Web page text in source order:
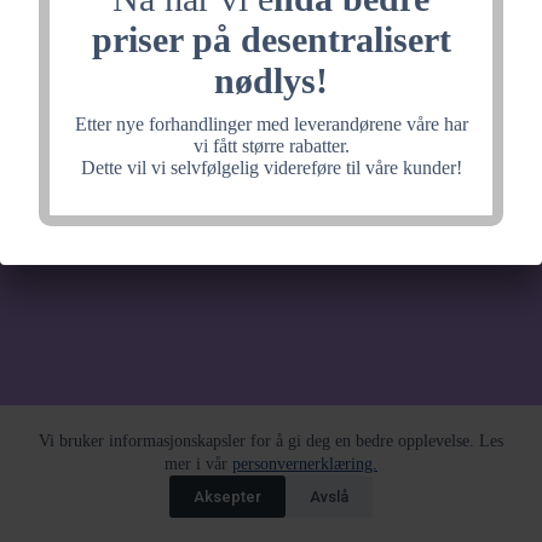
priser på desentralisert
nødlys!
Etter nye forhandlinger med leverandørene våre har
vi fått større rabatter.
Dette vil vi selvfølgelig videreføre til våre kunder!
Vi bruker informasjonskapsler for å gi deg en bedre opplevelse. Les
mer i vår personvernerklæring.
Aksepter
Avslå
noe fantastisk, velkommen
tilbake litt senere.